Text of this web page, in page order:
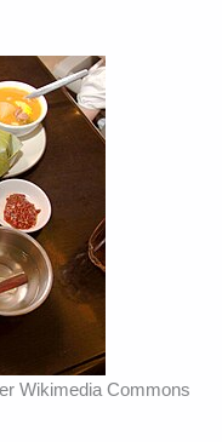
Wikimedia Commons